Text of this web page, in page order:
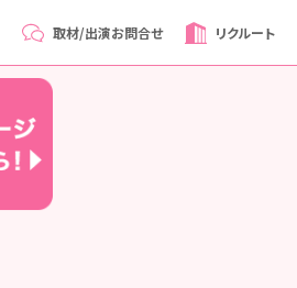
取材/出演お問合せ リクルート